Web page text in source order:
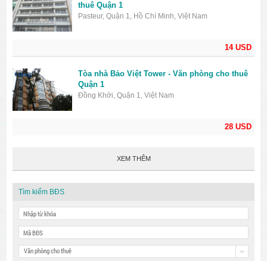
14 USD
thuê Quận 1
Pasteur, Quận 1, Hồ Chí Minh, Việt Nam
28 USD
Tòa nhà Bảo Việt Tower - Văn phòng cho thuê
Quận 1
Đồng Khởi, Quận 1, Việt Nam
XEM THÊM
Tìm kiếm BĐS
Văn phòng cho thuê